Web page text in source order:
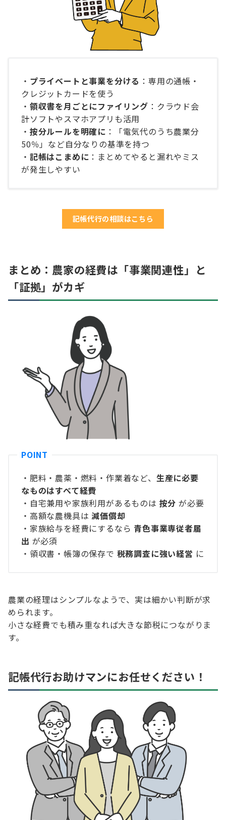
・ プライベートと事業を分ける ：専用の通帳・
クレジットカードを使う
・ 領収書を月ごとにファイリング ：クラウド会
計ソフトやスマホアプリも活用
・ 按分ルールを明確に ：「電気代のうち農業分
50％」など自分なりの基準を持つ
・ 記帳はこまめに ：まとめてやると漏れやミス
が発生しやすい
記帳代行の相談はこちら
まとめ：農家の経費は「事業関連性」と
「証拠」がカギ
・肥料・農薬・燃料・作業着など、 生産に必要
なものはすべて経費
・自宅兼用や家族利用があるものは 按分 が必要
・高額な農機具は 減価償却
・家族給与を経費にするなら 青色事業専従者届
出 が必須
・領収書・帳簿の保存で 税務調査に強い経営 に
農業の経理はシンプルなようで、実は細かい判断が求
められます。
小さな経費でも積み重なれば大きな節税につながりま
す。
記帳代行お助けマンにお任せください！